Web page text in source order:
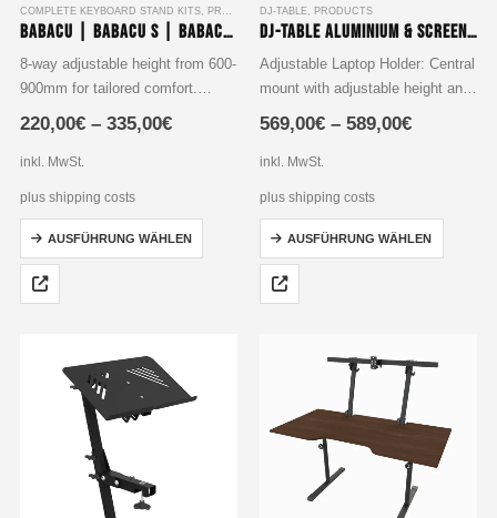
COMPLETE KEYBOARD STAND KITS, PRODUCTS
Babacu | Babacu S | Babacu L | Babacu XL- Single-Tier Keyboard Stand Set
8-way adjustable height from 600-
900mm for tailored comfort.
mounting in Babacu S version.
Extended legroom in Babacu L
Maximum…
220,00€– 335,00€
inkl. MwSt.
plus shipping costs
AUSFÜHRUNG WÄHLEN
Dieses
Produkt
weist
mehrere
DJ-TABLE, PRODUCTS
DJ-Table Aluminium & Screen Printing Plate
Adjustable Laptop Holder: Central
mount with adjustable height and
Height Customization: Base
height adjustable from 600 mm to
569,00€ – 589,00€
inkl. MwSt.
plus shipping costs
AUSFÜHRUNG WÄHLEN
Dieses
Produkt
weist
mehrere
können
Produktseite